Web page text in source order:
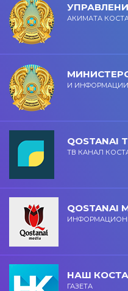
АКИМАТА
И ИНФОРМАЦИИ
QOSTANAI
ТВ КАНАЛ
QOSTANAI
НАШ
ГАЗЕТА